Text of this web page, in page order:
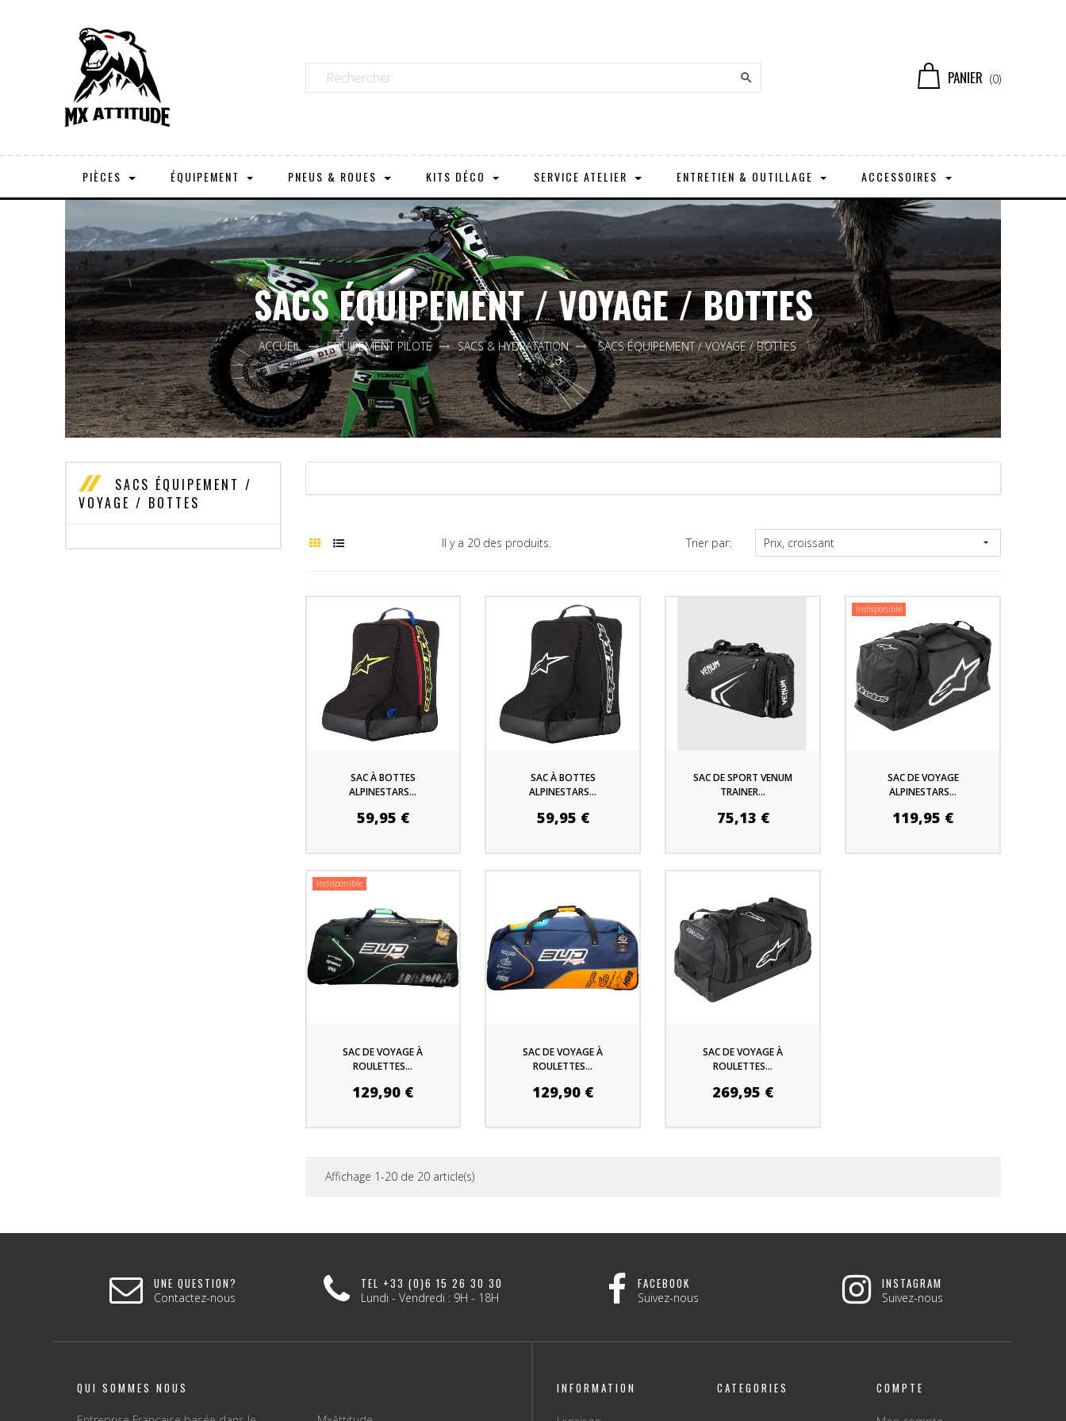
 PANIER (0)
PIÈCES ÉQUIPEMENT PNEUS & ROUES KITS DÉCO SERVICE ATELIER ENTRETIEN & OUTILLAGE ACCESSOIRES
SACS ÉQUIPEMENT / VOYAGE / BOTTES
ACCUEIL EQUIPEMENT PILOTE SACS & HYDRATATION SACS ÉQUIPEMENT / VOYAGE / BOTTES
SACS ÉQUIPEMENT /
VOYAGE / BOTTES
Il y a 20 des produits. Trier par: Prix, croissant 
SAC À BOTTES
ALPINESTARS...
59,95 €
SAC À BOTTES
ALPINESTARS...
59,95 €
SAC DE SPORT VENUM
TRAINER...
75,13 €
Indisponible
SAC DE VOYAGE
ALPINESTARS...
119,95 €
Indisponible
SAC DE VOYAGE À
ROULETTES...
129,90 €
SAC DE VOYAGE À
ROULETTES...
129,90 €
SAC DE VOYAGE À
ROULETTES...
269,95 €
Affichage 1-20 de 20 article(s)
UNE QUESTION?
Contactez-nous
TEL +33 (0)6 15 26 30 30
Lundi - Vendredi : 9H - 18H
FACEBOOK
Suivez-nous
INSTAGRAM
Suivez-nous
QUI SOMMES NOUS INFORMATION CATEGORIES COMPTE